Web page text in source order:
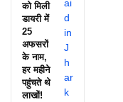
को मिली
डायरी में
25
अफसरों
के नाम,
हर महीने
पहुंचते थे
लाखों!